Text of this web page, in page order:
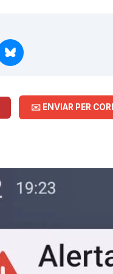
✉️ ENVIAR PER